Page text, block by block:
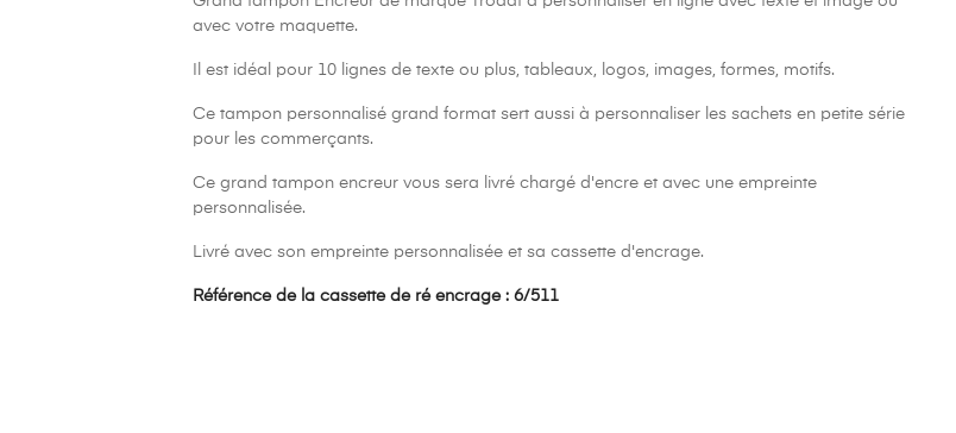
avec votre maquette.
Il est idéal pour 10 lignes de texte ou plus, tableaux, logos, images, formes, motifs.
Ce tampon personnalisé grand format sert aussi à personnaliser les sachets en petite série
pour les commerçants.
Ce grand tampon encreur vous sera livré chargé d'encre et avec une empreinte
personnalisée.
Livré avec son empreinte personnalisée et sa cassette d'encrage.
Référence de la cassette de ré encrage : 6/511